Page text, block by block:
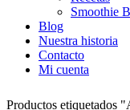
Smoothie
Blog
Nuestra historia
Contacto
Mi cuenta
Productos etiquetados